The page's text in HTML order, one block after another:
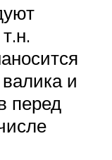
и
перед